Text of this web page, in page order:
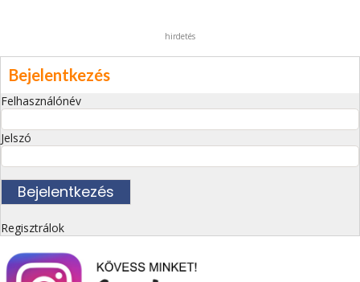
hirdetés
Bejelentkezés
Felhasználónév
Jelszó
Regisztrálok